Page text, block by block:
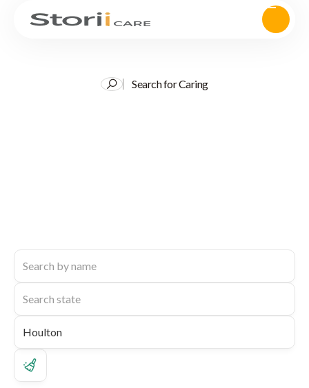
Search for Caring